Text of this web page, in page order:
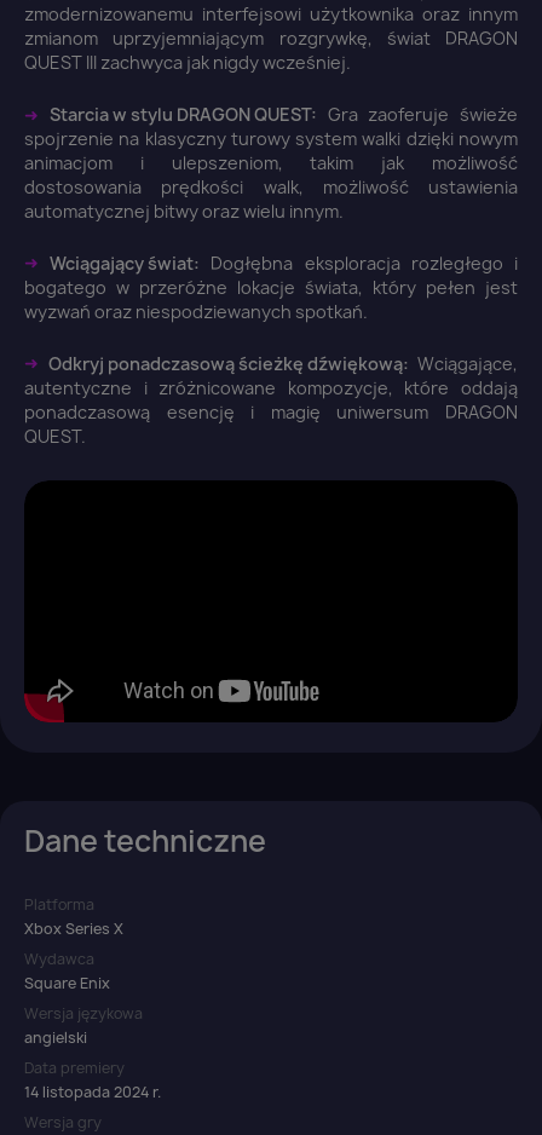
zmodernizowanemu interfejsowi użytkownika oraz innym
zmianom uprzyjemniającym rozgrywkę, świat DRAGON
QUEST III zachwyca jak nigdy wcześniej.
➜ Starcia w stylu DRAGON QUEST: Gra zaoferuje świeże
spojrzenie na klasyczny turowy system walki dzięki nowym
animacjom i ulepszeniom, takim jak możliwość
dostosowania prędkości walk, możliwość ustawienia
automatycznej bitwy oraz wielu innym.
➜ Wciągający świat:
Dogłębna eksploracja rozległego i
bogatego w przeróżne lokacje świata, który pełen jest
wyzwań oraz niespodziewanych spotkań.
➜ Odkryj ponadczasową ścieżkę dźwiękową: Wciągające,
autentyczne i zróżnicowane kompozycje, które oddają
ponadczasową esencję i magię uniwersum DRAGON
QUEST.
Dane techniczne
Platforma
Xbox Series X
Wydawca
Square Enix
Wersja językowa
angielski
Data premiery
14 listopada 2024 r.
Wersja gry
Anuluj Zaloguj się